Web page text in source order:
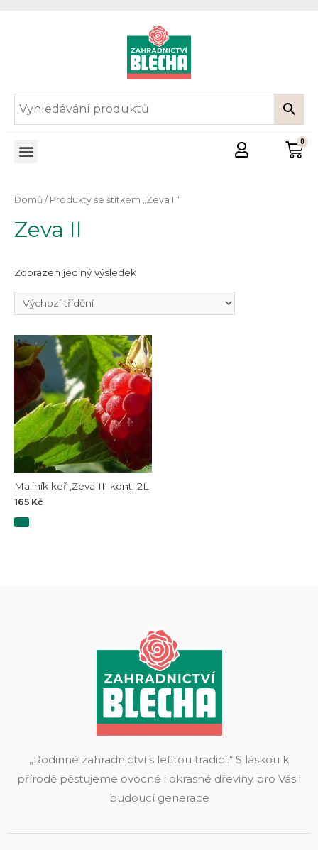
Domů / Produkty se štítkem „Zeva II“
Zeva II
Zobrazen jediný výsledek
Maliník keř ‚Zeva II‘ kont. 2L
165 Kč
„Rodinné zahradnictví s letitou tradicí.“ S láskou k
přírodě pěstujeme ovocné i okrasné dřeviny pro Vás i
budoucí generace